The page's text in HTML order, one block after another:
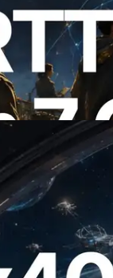
Slot API
7 regiões
API